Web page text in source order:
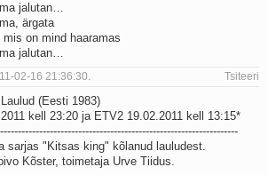
jalutan…
ärgata
mis on mind haaramas
jalutan…
02-16 21:36:30. Tsiteeri
(Eesti 1983)
kell 23:20 ja ETV2 19.02.2011 kell 13:15*
sarjas "Kitsas king" kõlanud lauludest.
Kõster, toimetaja Urve Tiidus.